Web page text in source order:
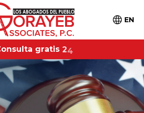
EN
onsul
ta gratis 24/